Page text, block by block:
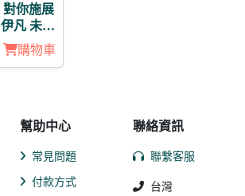
你施展
凡 未覺
購物車
幫助中心
常見問題
付款方式
聯絡資訊
聯繫客服
台灣